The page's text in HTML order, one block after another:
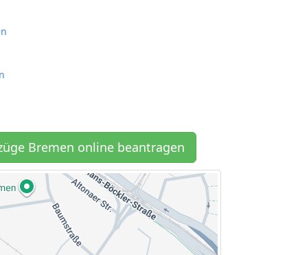
Bremen online beantragen